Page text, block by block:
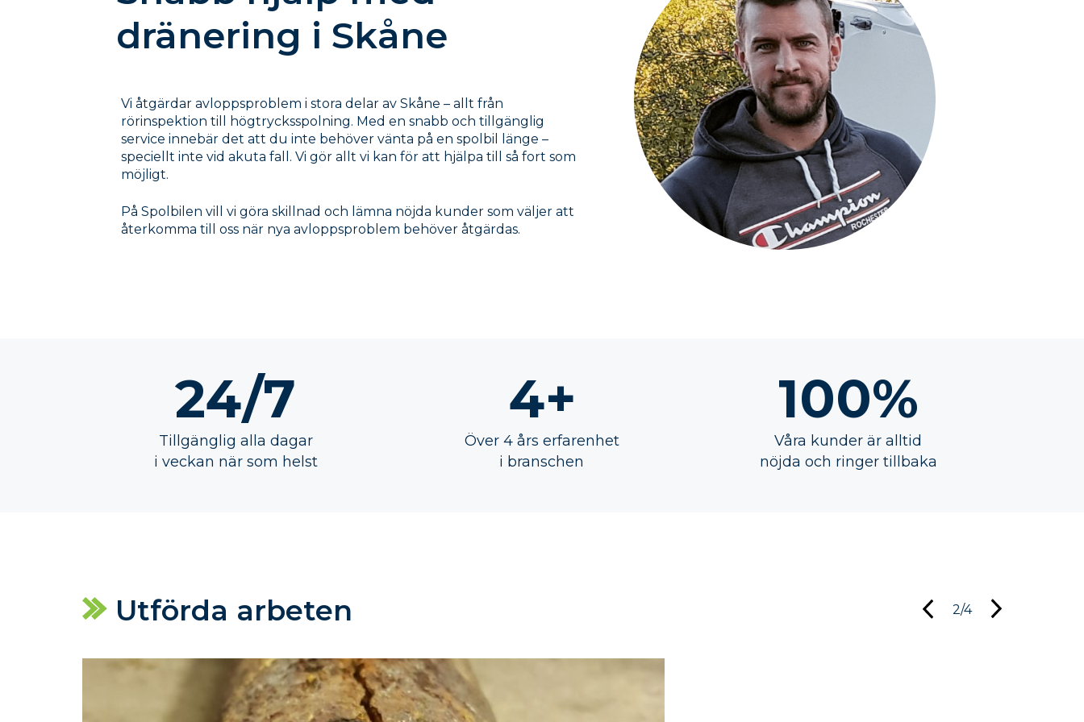
dränering i Skåne
Vi åtgärdar avloppsproblem i stora delar av Skåne – allt från
rörinspektion till högtrycksspolning. Med en snabb och tillgänglig
service innebär det att du inte behöver vänta på en spolbil länge –
speciellt inte vid akuta fall. Vi gör allt vi kan för att hjälpa till så fort som
möjligt.
På Spolbilen vill vi göra skillnad och lämna nöjda kunder som väljer att
återkomma till oss när nya avloppsproblem behöver åtgärdas.
24/7
Tillgänglig alla dagar
i veckan när som helst
4+
Över 4 års erfarenhet
i branschen
100%
Våra kunder är alltid
nöjda och ringer tillbaka
Utförda arbeten 2/4